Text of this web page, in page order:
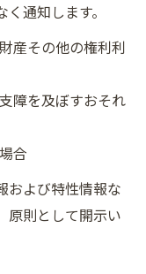
通知します。
産その他の権利利
障を及ぼすおそれ
合
および特性情報な
原則として開示い